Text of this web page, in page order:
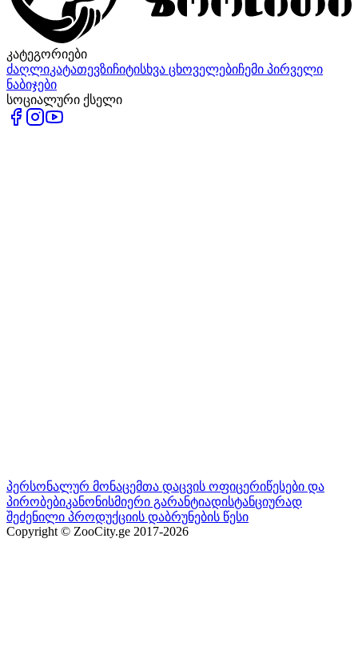
კატეგორიები
ძაღლიკატათევზიჩიტისხვა ცხოველებიჩემი პირველი
ნაბიჯები
სოციალური ქსელი
პერსონალურ მონაცემთა დაცვის ოფიცერიწესები და
პირობებიკანონისმიერი გარანტიადისტანციურად
შეძენილი პროდუქციის დაბრუნების წესი
Copyright © ZooCity.ge 2017-2026